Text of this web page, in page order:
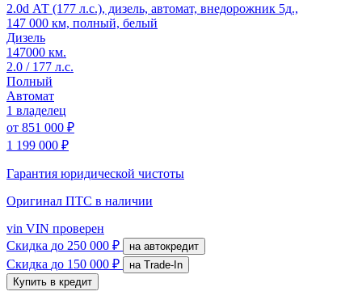
2.0d АТ (177 л.с.), дизель, автомат, внедорожник 5д.,
147 000 км, полный, белый
Дизель
147000 км.
2.0 / 177 л.с.
Полный
Автомат
1 владелец
от 851 000 ₽
1 199 000 ₽
Гарантия юридической чистоты
Оригинал ПТС в наличии
vin VIN проверен
Скидка до 250 000 ₽ на автокредит
Скидка до 150 000 ₽
на Trade-In
Купить в кредит